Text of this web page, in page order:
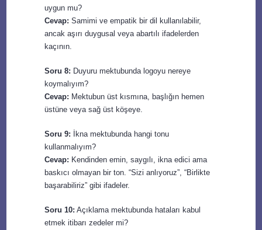
uygun mu?
Cevap: Samimi ve empatik bir dil kullanılabilir,
ancak aşırı duygusal veya abartılı ifadelerden
kaçının.
Soru 8: Duyuru mektubunda logoyu nereye
koymalıyım?
Cevap: Mektubun üst kısmına, başlığın hemen
üstüne veya sağ üst köşeye.
Soru 9: İkna mektubunda hangi tonu
kullanmalıyım?
Cevap: Kendinden emin, saygılı, ikna edici ama
baskıcı olmayan bir ton. “Sizi anlıyoruz”, “Birlikte
başarabiliriz” gibi ifadeler.
Soru 10: Açıklama mektubunda hataları kabul
etmek itibarı zedeler mi?